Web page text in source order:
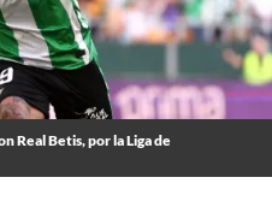
Real Betis, por la Liga de